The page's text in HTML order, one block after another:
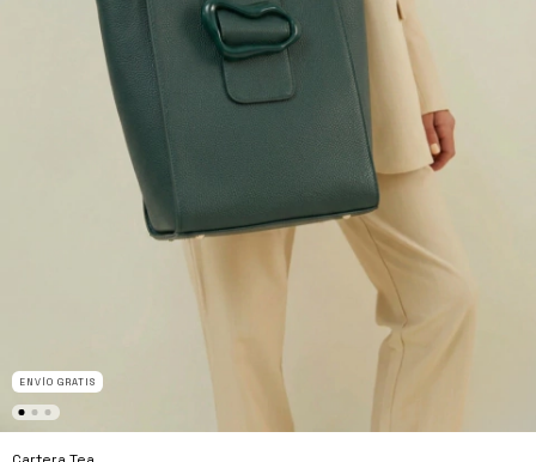
ENVÍO GRATIS